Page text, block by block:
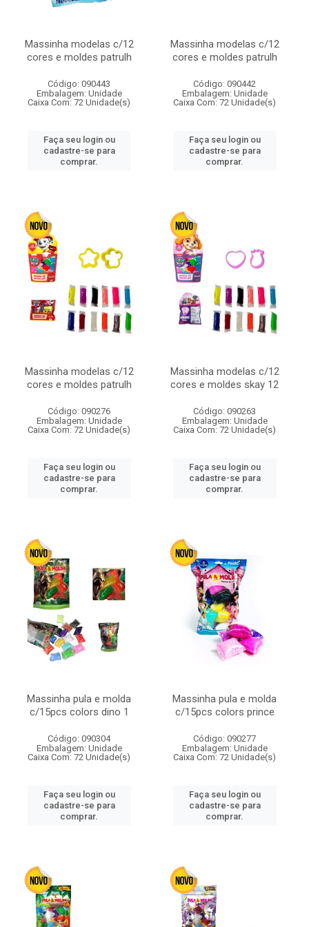
Massinha modelas c/12
cores e moldes patrulh
Código: 090443
Embalagem: Unidade
Caixa Com: 72 Unidade(s)
Faça seu login ou
cadastre-se para
comprar.
Massinha modelas c/12
cores e moldes patrulh
Código: 090442
Embalagem: Unidade
Caixa Com: 72 Unidade(s)
Faça seu login ou
cadastre-se para
comprar.
Massinha modelas c/12
cores e moldes patrulh
Código: 090276
Embalagem: Unidade
Caixa Com: 72 Unidade(s)
Faça seu login ou
cadastre-se para
comprar.
Massinha modelas c/12
cores e moldes skay 12
Código: 090263
Embalagem: Unidade
Caixa Com: 72 Unidade(s)
Faça seu login ou
cadastre-se para
comprar.
Massinha pula e molda
c/15pcs colors dino 1
Código: 090304
Embalagem: Unidade
Caixa Com: 72 Unidade(s)
Faça seu login ou
cadastre-se para
comprar.
Massinha pula e molda
c/15pcs colors prince
Código: 090277
Embalagem: Unidade
Caixa Com: 72 Unidade(s)
Faça seu login ou
cadastre-se para
comprar.